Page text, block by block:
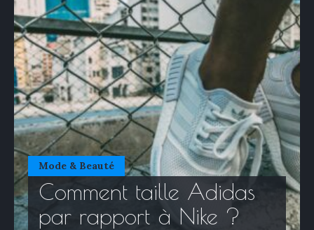
Mode & Beauté
Comment taille Adidas
par rapport à Nike ?
Bio/Naturel
GLOSSAIRE